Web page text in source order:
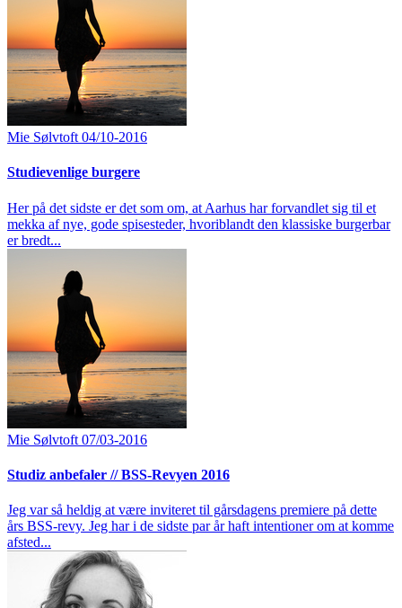
Mie Sølvtoft 04/10-2016
Studievenlige burgere
Her på det sidste er det som om, at Aarhus har forvandlet sig til et
mekka af nye, gode spisesteder, hvoriblandt den klassiske burgerbar
er bredt...
Mie Sølvtoft 07/03-2016
Studiz anbefaler // BSS-Revyen 2016
Jeg var så heldig at være inviteret til gårsdagens premiere på dette
års BSS-revy. Jeg har i de sidste par år haft intentioner om at komme
afsted...